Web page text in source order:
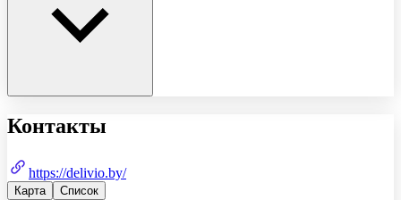
Контакты
https://delivio.by/
Карта Список